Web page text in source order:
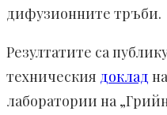
дифузионните тръби.
Резултатите са
техническия доклад
лаборатории на